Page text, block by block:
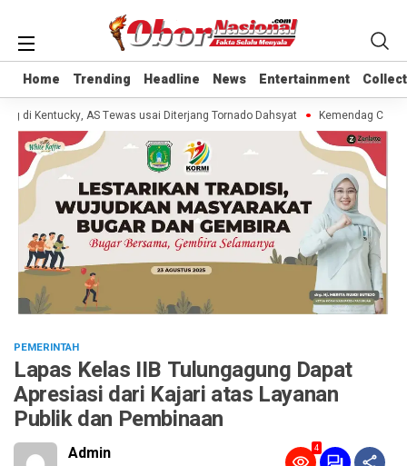
Home Trending Headline News Entertainment
Home Trending Headline News Entertainment
di Kentucky, AS Tewas usai Diterjang Tornado Dahsyat Kemendag Cabut
PEMERINTAH
Lapas Kelas IIB Tulungagung Dapat
Apresiasi dari Kajari atas Layanan
Publik dan Pembinaan
Admin 4